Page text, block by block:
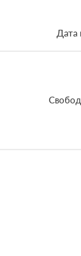
Дата